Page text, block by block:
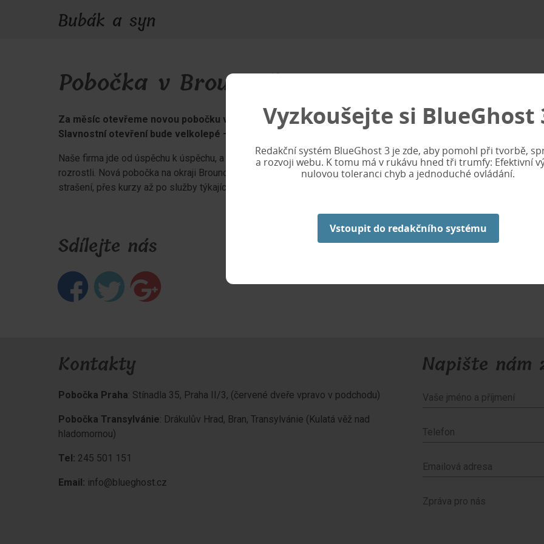
Vyzkoušejte si BlueGhost
Redakční systém BlueGhost 3 je zde, aby pomohl při tvorbě,
a rozvoji webu. K tomu má v rukávu hned tři trumfy: Efektivní
nulovou toleranci chyb a jednoduché ovládání.
Vstoupit do redakčního systému
Pobočka v Brounově
Za měsíc otevřeme novou pobočku v Brounově. Renovační práce v objektu vrcholí!
Slavnostní otevření bude velkolepé – zásadní událost.
Naše firma jde od úspěchu k úspěchu, a tak můžeme s radostí oznámit, že jsme se opět trochu
rozrostli. Nová pobočka na okraji Brounova bude nabízet kompletní škálu našich služeb od
strašení, přes kurzy až po služby týkající se děsivých dekorací.
Sdílejte nás
Napište nám
Kontakty
Pobočka Praha: Stínadla 35, Praha II/3, (červené dveře vpravo v podchodu)
Pobočka Transylvánie: Drákulův Hrad, Bran, Transylvánie (Kulatá věž nad
hladomornou)
Tel: 245 501 151
Email: info@blueghost.cz